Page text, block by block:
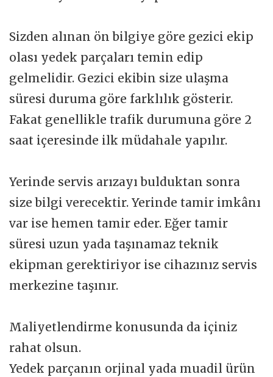
Sizden alınan ön bilgiye göre gezici ekip
olası yedek parçaları temin edip
gelmelidir. Gezici ekibin size ulaşma
süresi duruma göre farklılık gösterir.
Fakat genellikle trafik durumuna göre 2
saat içeresinde ilk müdahale yapılır.
Yerinde servis arızayı bulduktan sonra
size bilgi verecektir. Yerinde tamir imkânı
var ise hemen tamir eder. Eğer tamir
süresi uzun yada taşınamaz teknik
ekipman gerektiriyor ise cihazınız servis
merkezine taşınır.
Maliyetlendirme konusunda da içiniz
rahat olsun.
Yedek parçanın orjinal yada muadil ürün